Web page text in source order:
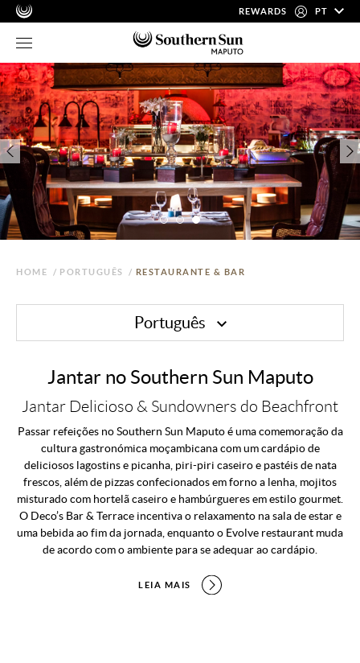
REWARDS PT
HOME / PORTUGUÊS / RESTAURANTE & BAR
Português
Jantar no Southern Sun Maputo
Jantar Delicioso & Sundowners do Beachfront
Passar refeições no Southern Sun Maputo é uma comemoração da
cultura gastronómica moçambicana com um cardápio de
deliciosos lagostins e picanha, piri-piri caseiro e pastéis de nata
frescos, além de pizzas confecionados em forno a lenha, mojitos
misturado com hortelã caseiro e hambúrgueres em estilo gourmet.
O Deco’s Bar & Terrace incentiva o relaxamento na sala de estar e
uma bebida ao fim da jornada, enquanto o Evolve restaurant muda
de acordo com o ambiente para se adequar ao cardápio.
LEIA MAIS